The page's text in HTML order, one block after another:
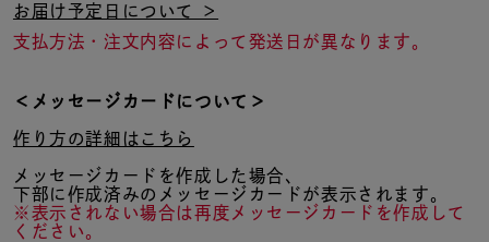
お届け予定日について ＞
支払方法・注文内容によって発送日が異なります。
＜メッセージカードについて＞
作り方の詳細はこちら
メッセージカードを作成した場合、
下部に作成済みのメッセージカードが表示されます。
※表示されない場合は再度メッセージカードを作成して
ください。